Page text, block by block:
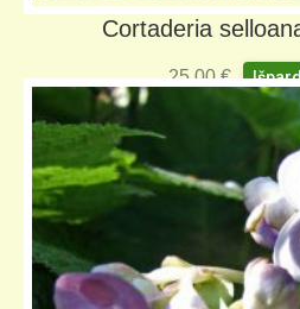
Cortaderia
25,00€